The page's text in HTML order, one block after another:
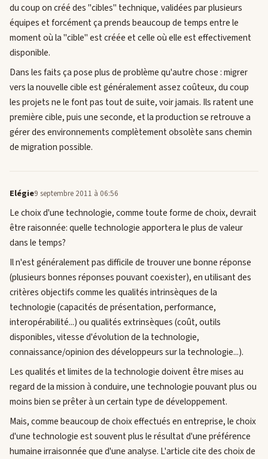
du coup on créé des "cibles" technique, validées par plusieurs
équipes et forcément ça prends beaucoup de temps entre le
moment où la "cible" est créée et celle où elle est effectivement
disponible.
Dans les faits ça pose plus de problème qu'autre chose : migrer
vers la nouvelle cible est généralement assez coûteux, du coup
les projets ne le font pas tout de suite, voir jamais. Ils ratent une
première cible, puis une seconde, et la production se retrouve a
gérer des environnements complètement obsolète sans chemin
de migration possible.
Elégie9 septembre 2011 à 06:56
Le choix d'une technologie, comme toute forme de choix, devrait
être raisonnée: quelle technologie apportera le plus de valeur
dans le temps?
Il n'est généralement pas difficile de trouver une bonne réponse
(plusieurs bonnes réponses pouvant coexister), en utilisant des
critères objectifs comme les qualités intrinsèques de la
technologie (capacités de présentation, performance,
interopérabilité...) ou qualités extrinsèques (coût, outils
disponibles, vitesse d'évolution de la technologie,
connaissance/opinion des développeurs sur la technologie...).
Les qualités et limites de la technologie doivent être mises au
regard de la mission à conduire, une technologie pouvant plus ou
moins bien se prêter à un certain type de développement.
Mais, comme beaucoup de choix effectués en entreprise, le choix
d'une technologie est souvent plus le résultat d'une préférence
humaine irraisonnée que d'une analyse. L'article cite des choix de